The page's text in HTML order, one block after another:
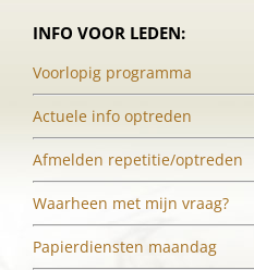
INFO VOOR LEDEN:
Voorlopig programma
Actuele info optreden
Afmelden repetitie/optreden
Waarheen met mijn vraag?
Papierdiensten maandag